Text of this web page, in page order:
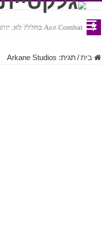
Ace Combat בחלל? לא, יותר מזה. ביקורת המשחק Chorus
Steven Universe והשירים שתורגמו בצורה נוראית לעברית
בית/תגית: Arkane Studios